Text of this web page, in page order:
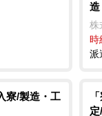
造
株
時
派
寮/製造・工